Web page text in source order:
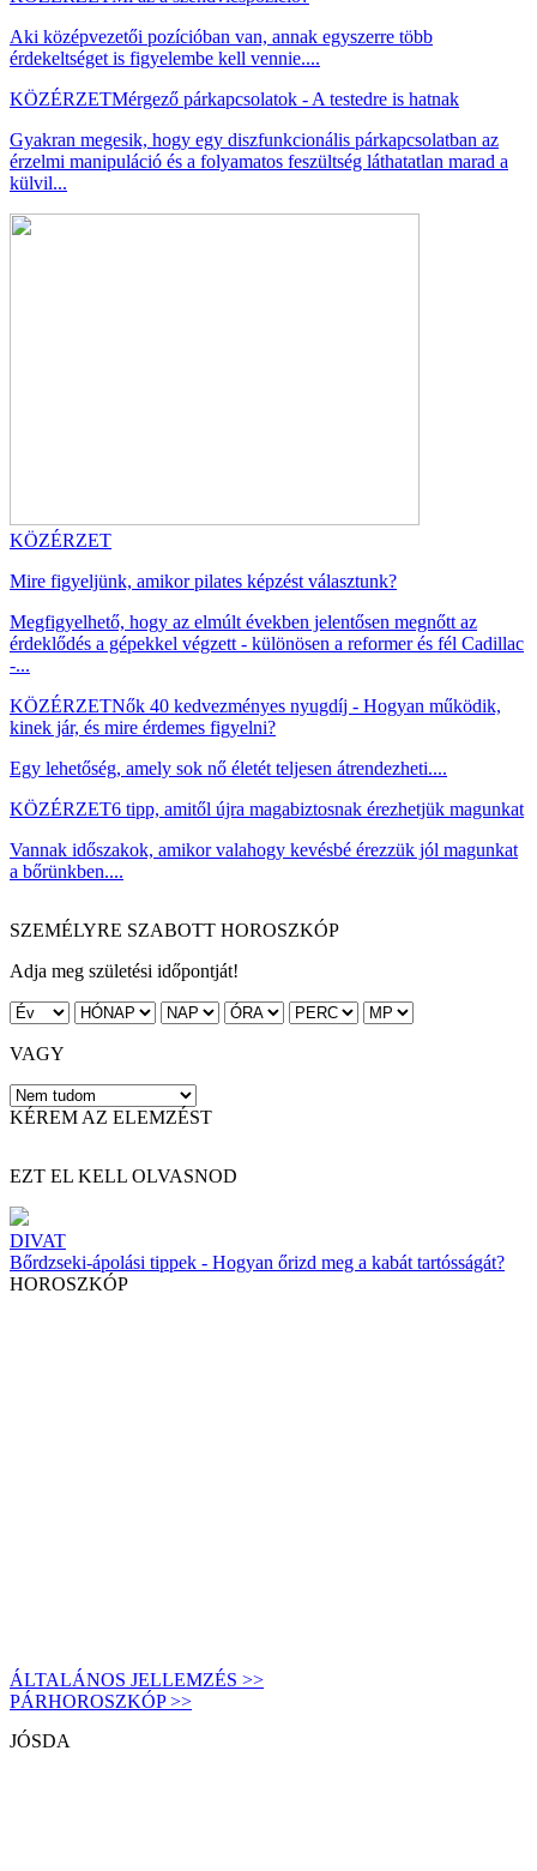
Aki középvezetői pozícióban van, annak egyszerre több
érdekeltséget is figyelembe kell vennie....
KÖZÉRZETMérgező párkapcsolatok - A testedre is hatnak
Gyakran megesik, hogy egy diszfunkcionális párkapcsolatban az
érzelmi manipuláció és a folyamatos feszültség láthatatlan marad a
külvil...
KÖZÉRZET
Mire figyeljünk, amikor pilates képzést választunk?
Megfigyelhető, hogy az elmúlt években jelentősen megnőtt az
érdeklődés a gépekkel végzett - különösen a reformer és fél Cadillac
-...
KÖZÉRZETNők 40 kedvezményes nyugdíj - Hogyan működik,
kinek jár, és mire érdemes figyelni?
Egy lehetőség, amely sok nő életét teljesen átrendezheti....
KÖZÉRZET6 tipp, amitől újra magabiztosnak érezhetjük magunkat
Vannak időszakok, amikor valahogy kevésbé érezzük jól magunkat
a bőrünkben....
SZEMÉLYRE SZABOTT HOROSZKÓP
Adja meg születési időpontját!
VAGY
KÉREM AZ ELEMZÉST
EZT EL KELL OLVASNOD
DIVAT
Bőrdzseki-ápolási tippek - Hogyan őrizd meg a kabát tartósságát?
HOROSZKÓP
ÁLTALÁNOS JELLEMZÉS >>
PÁRHOROSZKÓP >>
JÓSDA